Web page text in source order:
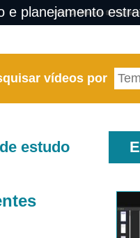
e planejamento
vídeos por
estudo